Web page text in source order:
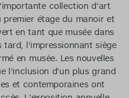
collection d'art
premier étage du manoir et
en tant que musée dans
tard, l'impressionnant siège
en musée. Les nouvelles
l'inclusion d'un plus grand
et contemporaines ont